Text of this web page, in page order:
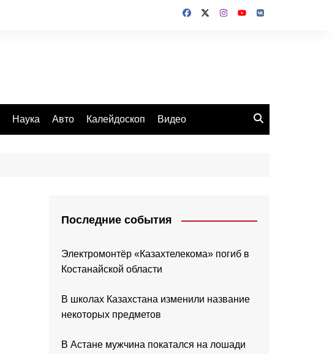
Наука Авто Калейдоскоп Видео
Последние события
Электромонтёр «Казахтелекома» погиб в
Костанайской области
В школах Казахстана изменили название
некоторых предметов
В Астане мужчина покатался на лошади